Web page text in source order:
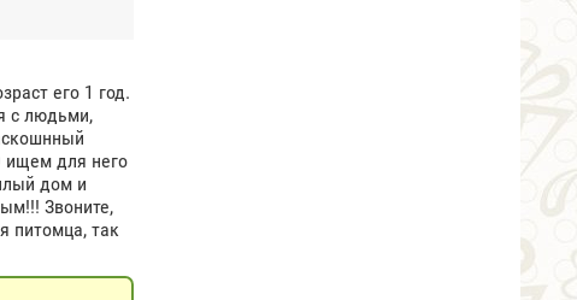
его 1 год.
с людьми,
ищем для него
дом и
Звоните,
питомца, так